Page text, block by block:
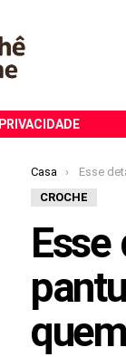
Você está aqui:
Casa
Esse detalhe
CROCHE